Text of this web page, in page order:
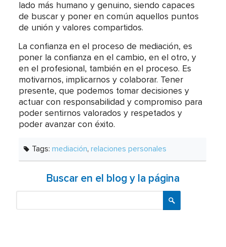
lado más humano y genuino, siendo capaces
de buscar y poner en común aquellos puntos
de unión y valores compartidos.
La confianza en el proceso de mediación, es
poner la confianza en el cambio, en el otro, y
en el profesional, también en el proceso. Es
motivarnos, implicarnos y colaborar. Tener
presente, que podemos tomar decisiones y
actuar con responsabilidad y compromiso para
poder sentirnos valorados y respetados y
poder avanzar con éxito.
Tags:mediación,relaciones personales
Buscar en el blog y la página